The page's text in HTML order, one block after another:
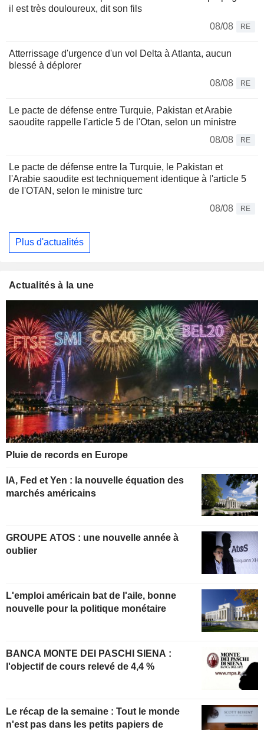
il est très douloureux, dit son fils
08/08
RE
Atterrissage d'urgence d'un vol Delta à Atlanta, aucun
blessé à déplorer
08/08
RE
Le pacte de défense entre Turquie, Pakistan et Arabie
saoudite rappelle l'article 5 de l'Otan, selon un ministre
08/08
RE
Le pacte de défense entre la Turquie, le Pakistan et
l'Arabie saoudite est techniquement identique à l'article 5
de l'OTAN, selon le ministre turc
08/08
RE
Plus d'actualités
Actualités à la une
Pluie de records en Europe
IA, Fed et Yen : la nouvelle équation des
marchés américains
GROUPE ATOS : une nouvelle année à
oublier
L'emploi américain bat de l'aile, bonne
nouvelle pour la politique monétaire
BANCA MONTE DEI PASCHI SIENA :
l'objectif de cours relevé de 4,4 %
Le récap de la semaine : Tout le monde
n'est pas dans les petits papiers de